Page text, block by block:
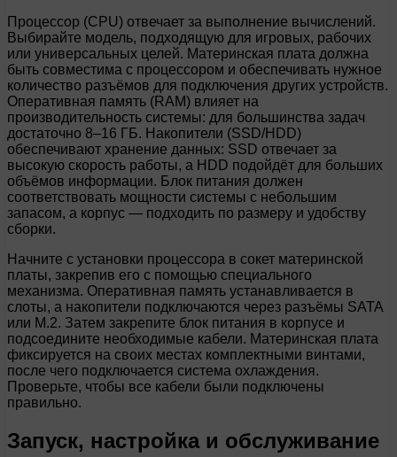
Процессор (CPU) отвечает за выполнение вычислений.
Выбирайте модель, подходящую для игровых, рабочих
или универсальных целей. Материнская плата должна
быть совместима с процессором и обеспечивать нужное
количество разъёмов для подключения других устройств.
Оперативная память (RAM) влияет на
производительность системы: для большинства задач
достаточно 8–16 ГБ. Накопители (SSD/HDD)
обеспечивают хранение данных: SSD отвечает за
высокую скорость работы, а HDD подойдёт для больших
объёмов информации. Блок питания должен
соответствовать мощности системы с небольшим
запасом, а корпус — подходить по размеру и удобству
сборки.
Начните с установки процессора в сокет материнской
платы, закрепив его с помощью специального
механизма. Оперативная память устанавливается в
слоты, а накопители подключаются через разъёмы SATA
или M.2. Затем закрепите блок питания в корпусе и
подсоедините необходимые кабели. Материнская плата
фиксируется на своих местах комплектными винтами,
после чего подключается система охлаждения.
Проверьте, чтобы все кабели были подключены
правильно.
Запуск, настройка и обслуживание